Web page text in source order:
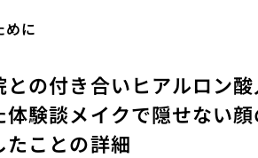
めに
との付き合いヒアルロン
体験談メイクで隠せない
ことの詳細